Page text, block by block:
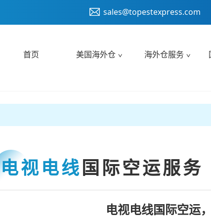
sales@topestexpress.com
首页 美国海外仓 海外仓服务
电视电线 国际空运服务
电视电线国际空运